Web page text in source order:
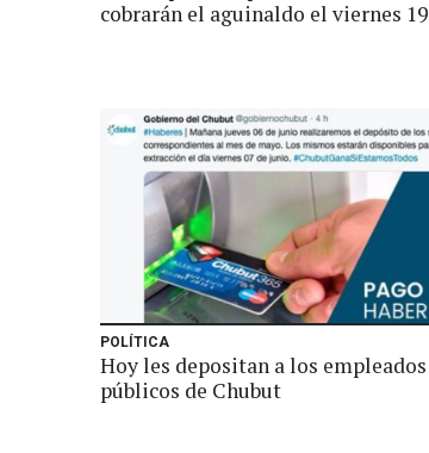
cobrarán el aguinaldo el viernes 19
POLÍTICA
Hoy les depositan a los empleados
públicos de Chubut